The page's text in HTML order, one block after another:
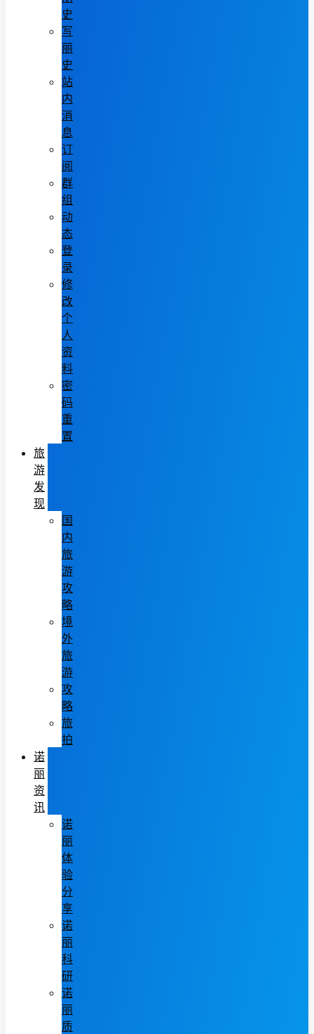
史
写
丽
史
站
内
消
息
订
阅
群
组
动
态
登
录
修
改
个
人
资
料
密
码
重
置
旅
游
发
现
国
内
旅
游
攻
略
境
外
旅
游
攻
略
旅
拍
诺
丽
资
讯
诺
丽
体
验
分
享
诺
丽
科
研
诺
丽
质